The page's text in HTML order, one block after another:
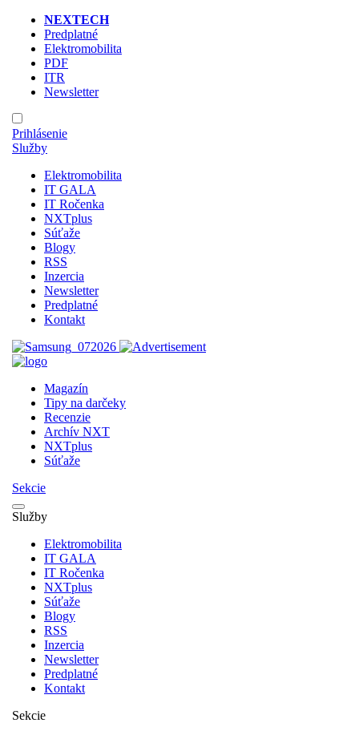
NEXTECH
Predplatné
Elektromobilita
PDF
ITR
Newsletter
Prihlásenie
Služby
Elektromobilita
IT GALA
IT Ročenka
NXTplus
Súťaže
Blogy
RSS
Inzercia
Newsletter
Predplatné
Kontakt
Magazín
Tipy na darčeky
Recenzie
Archív NXT
NXTplus
Súťaže
Sekcie
Služby
Elektromobilita
IT GALA
IT Ročenka
NXTplus
Súťaže
Blogy
RSS
Inzercia
Newsletter
Predplatné
Kontakt
Sekcie